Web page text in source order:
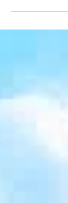
🛡️ "위험한 때,
여러분, 오늘
(Dangerous
게 주시는 하